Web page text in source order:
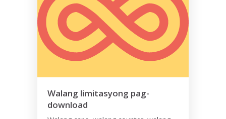
Walang limitasyong pag-
download